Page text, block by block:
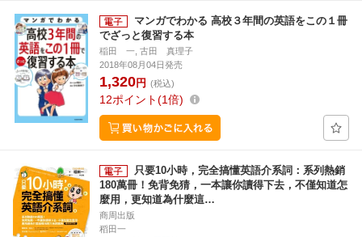
マンガでわかる 高校３年間の英語をこの１冊
でざっと復習する本
稲田 一, 古田 真理子
2018年08月04日発売
1,320円 (税込)
12ポイント 1倍
只要10小時，完全搞懂英語介系詞：系列熱銷
180萬冊！免背免猜，一本讓你讀得下去，不僅知道怎
麼用，更知道為什麼這…
商周出版
稻田一